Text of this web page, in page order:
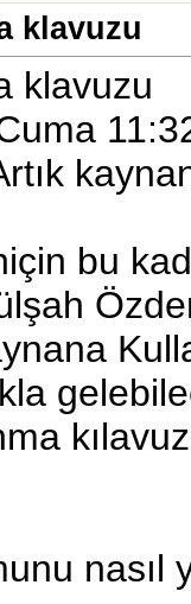
klavuzu
klavuzu
bu
nasıl